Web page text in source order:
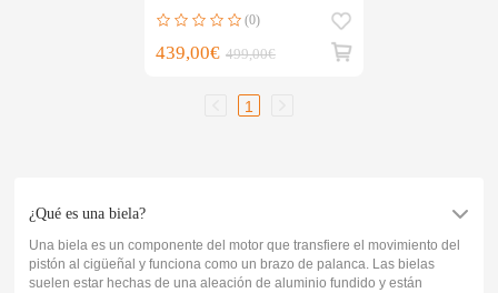
(0)
439,00€ 499,00€
1
¿Qué es una biela?
Una biela es un componente del motor que transfiere el movimiento del
pistón al cigüeñal y funciona como un brazo de palanca. Las bielas
suelen estar hechas de una aleación de aluminio fundido y están